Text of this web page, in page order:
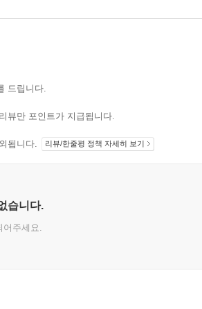
드립니다.
뷰만 포인트가 지급됩니다.
됩니다.
리뷰/한줄평 정책 자세히 보기
습니다.
어주세요.